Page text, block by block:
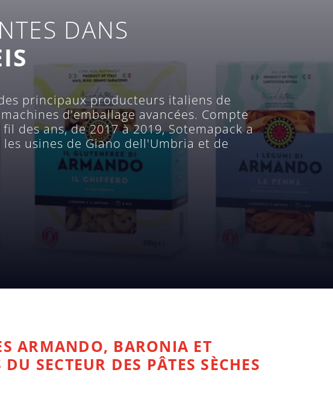
DANS
principaux producteurs italiens de
d'emballage avancées. Compte
des ans, de 2017 à 2019, Sotemapack a
usines de Giano dell'Umbria et de
ARMANDO, BARONIA ET
SECTEUR DES PÂTES SÈCHES